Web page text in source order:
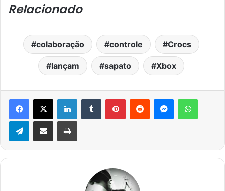
Relacionado
colaboração controle Crocs
lançam sapato Xbox
Facebook
X LinkedinTumblr PinterestReddit Messenger
TelegramCompartilhar via e-mail Imprimir